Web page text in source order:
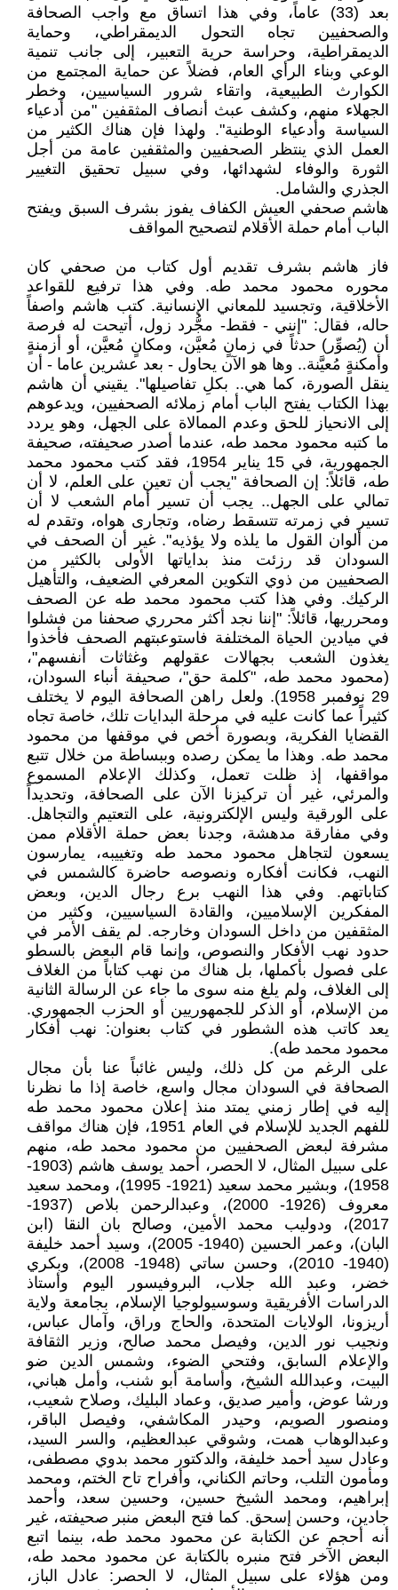
بعد (33) عاماً، وفي هذا اتساق مع واجب الصحافة
والصحفيين تجاه التحول الديمقراطي، وحماية
الديمقراطية، وحراسة حرية التعبير، إلى جانب تنمية
الوعي وبناء الرأي العام، فضلاً عن حماية المجتمع من
الكوارث الطبيعية، واتقاء شرور السياسيين، وخطر
الجهلاء منهم، وكشف عبث أنصاف المثقفين "من أدعياء
السياسة وأدعياء الوطنية". ولهذا فإن هناك الكثير من
العمل الذي ينتظر الصحفيين والمثقفين عامة من أجل
الثورة والوفاء لشهدائها، وفي سبيل تحقيق التغيير
الجذري والشامل.
هاشم صحفي العيش الكفاف يفوز بشرف السبق ويفتح
الباب أمام حملة الأقلام لتصحيح المواقف
فاز هاشم بشرف تقديم أول كتاب من صحفي كان
محوره محمود محمد طه. وفي هذا ترفيع للقواعد
الأخلاقية، وتجسيد للمعاني الإنسانية. كتب هاشم واصفاً
حاله، فقال: "إنني - فقط- مجُّرد زول، أتيحت له فرصة
أن (يُصوِّر) حدثاً في زمانٍ مُعيَّن، ومكانٍ مُعيَّن، أو أزمنةٍ
وأمكنةٍ مُعيَّنة.. وها هو الآن يحاول - بعد عشرين عاما - أن
ينقل الصورة، كما هي.. بكلِ تفاصيلها". يقيني أن هاشم
بهذا الكتاب يفتح الباب أمام زملائه الصحفيين، ويدعوهم
إلى الانحياز للحق وعدم الممالاة على الجهل، وهو يردد
ما كتبه محمود محمد طه، عندما أصدر صحيفته، صحيفة
الجمهورية، في 15 يناير 1954، فقد كتب محمود محمد
طه، قائلاً: إن الصحافة "يجب أن تعين على العلم، لا أن
تمالي على الجهل.. يجب أن تسير أمام الشعب لا أن
تسير في زمرته تتسقط رضاه، وتجارى هواه، وتقدم له
من ألوان القول ما يلذه ولا يؤذيه". غير أن الصحف في
السودان قد رزئت منذ بداياتها الأولى بالكثير من
الصحفيين من ذوي التكوين المعرفي الضعيف، والتأهيل
الركيك. وفي هذا كتب محمود محمد طه عن الصحف
ومحرريها، قائلاً: "إننا نجد أكثر محرري صحفنا من فشلوا
في ميادين الحياة المختلفة فاستوعبتهم الصحف فأخذوا
يغذون الشعب بجهالات عقولهم وغثاثات أنفسهم"،
(محمود محمد طه، "كلمة حق"، صحيفة أنباء السودان،
29 نوفمبر 1958). ولعل راهن الصحافة اليوم لا يختلف
كثيراً عما كانت عليه في مرحلة البدايات تلك، خاصة تجاه
القضايا الفكرية، وبصورة أخص في موقفها من محمود
محمد طه. وهذا ما يمكن رصده وببساطة من خلال تتبع
مواقفها، إذ ظلت تعمل، وكذلك الإعلام المسموع
والمرئي، غير أن تركيزنا الآن على الصحافة، وتحديداً
على الورقية وليس الإلكترونية، على التعتيم والتجاهل.
وفي مفارقة مدهشة، وجدنا بعض حملة الأقلام ممن
يسعون لتجاهل محمود محمد طه وتغييبه، يمارسون
النهب، فكانت أفكاره ونصوصه حاضرة كالشمس في
كتاباتهم. وفي هذا النهب برع رجال الدين، وبعض
المفكرين الإسلاميين، والقادة السياسيين، وكثير من
المثقفين من داخل السودان وخارجه. لم يقف الأمر في
حدود نهب الأفكار والنصوص، وإنما قام البعض بالسطو
على فصول بأكملها، بل هناك من نهب كتاباً من الغلاف
إلى الغلاف، ولم يلغ منه سوى ما جاء عن الرسالة الثانية
من الإسلام، أو الذكر للجمهوريين أو الحزب الجمهوري.
يعد كاتب هذه الشطور في كتاب بعنوان: نهب أفكار
محمود محمد طه).
على الرغم من كل ذلك، وليس غائباً عنا بأن مجال
الصحافة في السودان مجال واسع، خاصة إذا ما نظرنا
إليه في إطار زمني يمتد منذ إعلان محمود محمد طه
للفهم الجديد للإسلام في العام 1951، فإن هناك مواقف
مشرفة لبعض الصحفيين من محمود محمد طه، منهم
على سبيل المثال، لا الحصر، أحمد يوسف هاشم (1903-
1958)، وبشير محمد سعيد (1921- 1995)، ومحمد سعيد
معروف (1926- 2000)، وعبدالرحمن بلاص (1937-
2017)، ودوليب محمد الأمين، وصالح بان النقا (ابن
البان)، وعمر الحسين (1940- 2005)، وسيد أحمد خليفة
(1940- 2010)، وحسن ساتي (1948- 2008)، وبكري
خضر، وعبد الله جلاب، البروفيسور اليوم وأستاذ
الدراسات الأفريقية وسوسيولوجيا الإسلام، بجامعة ولاية
أريزونا، الولايات المتحدة، والحاج وراق، وآمال عباس،
ونجيب نور الدين، وفيصل محمد صالح، وزير الثقافة
والإعلام السابق، وفتحي الضوء، وشمس الدين ضو
البيت، وعبدالله الشيخ، وأسامة أبو شنب، وأمل هباني،
ورشا عوض، وأمير صديق، وعماد البليك، وصلاح شعيب،
ومنصور الصويم، وحيدر المكاشفي، وفيصل الباقر،
وعبدالوهاب همت، وشوقي عبدالعظيم، والسر السيد،
وعادل سيد أحمد خليفة، والدكتور محمد بدوي مصطفى،
ومأمون التلب، وحاتم الكناني، وأفراح تاح الختم، ومحمد
إبراهيم، ومحمد الشيخ حسين، وحسين سعد، وأحمد
جادين، وحسن إسحق. كما فتح البعض منبر صحيفته، غير
أنه أحجم عن الكتابة عن محمود محمد طه، بينما اتبع
البعض الآخر فتح منبره بالكتابة عن محمود محمد طه،
ومن هؤلاء على سبيل المثال، لا الحصر: عادل الباز،